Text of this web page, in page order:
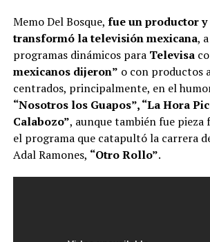
Memo Del Bosque, fue un productor
transformó la televisión mexicana,
programas dinámicos para Televisa
mexicanos dijeron” o con productos
centrados, principalmente, en el
“Nosotros los Guapos”, “La Hora
Calabozo”, aunque también fue
el programa que catapultó la carrera
Adal Ramones, “Otro Rollo”.